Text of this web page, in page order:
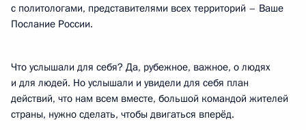
с политологами, представителями всех территорий – Ваше
Послание России.
Что услышали для себя? Да, рубежное, важное, о людях
и для людей. Но услышали и увидели для себя план
действий, что нам всем вместе, большой командой жителей
страны, нужно сделать, чтобы двигаться вперёд.